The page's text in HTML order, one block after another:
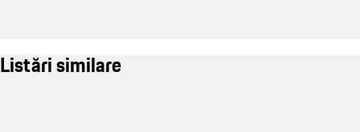
Listări similare